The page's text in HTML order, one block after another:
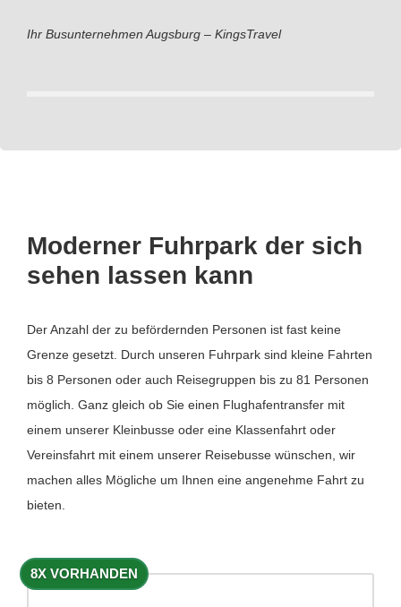
Ihr Busunternehmen Augsburg – KingsTravel
Moderner Fuhrpark der sich
sehen lassen kann
Der Anzahl der zu befördernden Personen ist fast keine
Grenze gesetzt. Durch unseren Fuhrpark sind kleine Fahrten
bis 8 Personen oder auch Reisegruppen bis zu 81 Personen
möglich. Ganz gleich ob Sie einen Flughafentransfer mit
einem unserer Kleinbusse oder eine Klassenfahrt oder
Vereinsfahrt mit einem unserer Reisebusse wünschen, wir
machen alles Mögliche um Ihnen eine angenehme Fahrt zu
bieten.
8X VORHANDEN